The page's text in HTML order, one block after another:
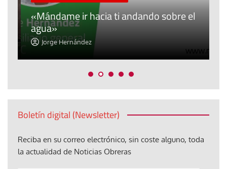
«Mándame ir hacia ti andando sobre el
agua»
Jorge Hernández
Boletín digital (Newsletter)
Reciba en su correo electrónico, sin coste alguno, toda
la actualidad de Noticias Obreras